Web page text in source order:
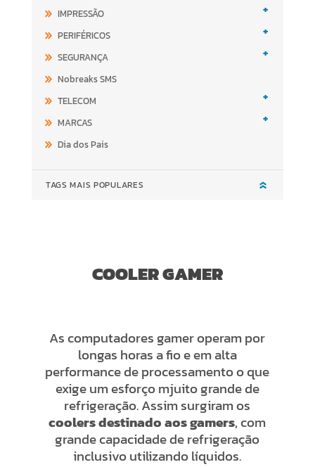
IMPRESSÃO +
PERIFÉRICOS +
SEGURANÇA +
Nobreaks SMS
TELECOM
+
MARCAS +
Dia dos Pais
TAGS MAIS POPULARES
COOLER GAMER
As computadores gamer operam por
longas horas a fio e em alta
performance de processamento o que
exige um esforço mjuito grande de
refrigeração. Assim surgiram os
coolers destinado aos gamers, com
grande capacidade de refrigeração
inclusivo utilizando líquidos.